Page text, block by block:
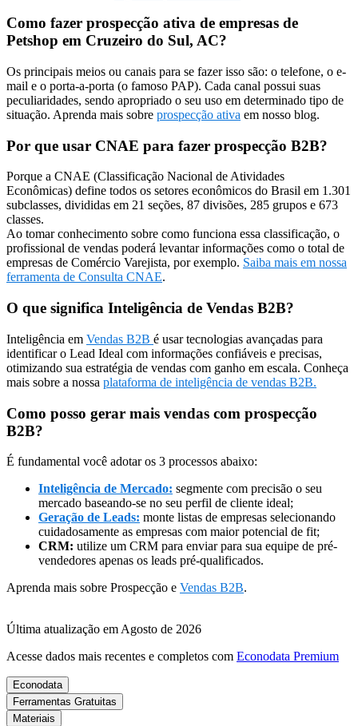
Como fazer prospecção ativa de empresas de
Petshop em Cruzeiro do Sul, AC?
Os principais meios ou canais para se fazer isso são: o telefone, o e-
mail e o porta-a-porta (o famoso PAP). Cada canal possui suas
peculiaridades, sendo apropriado o seu uso em determinado tipo de
situação. Aprenda mais sobre prospecção ativa em nosso blog.
Por que usar CNAE para fazer prospecção B2B?
Porque a CNAE (Classificação Nacional de Atividades
Econômicas) define todos os setores econômicos do Brasil em 1.301
subclasses, divididas em 21 seções, 87 divisões, 285 grupos e 673
classes.
Ao tomar conhecimento sobre como funciona essa classificação, o
profissional de vendas poderá levantar informações como o total de
empresas de Comércio Varejista, por exemplo. Saiba mais em nossa
ferramenta de Consulta CNAE.
O que significa Inteligência de Vendas B2B?
Inteligência em Vendas B2B é usar tecnologias avançadas para
identificar o Lead Ideal com informações confiáveis e precisas,
otimizando sua estratégia de vendas com ganho em escala. Conheça
mais sobre a nossa plataforma de inteligência de vendas B2B.
Como posso gerar mais vendas com prospecção
B2B?
É fundamental você adotar os 3 processos abaixo:
Inteligência de Mercado: segmente com precisão o seu
mercado baseando-se no seu perfil de cliente ideal;
Geração de Leads: monte listas de empresas selecionando
cuidadosamente as empresas com maior potencial de fit;
CRM: utilize um CRM para enviar para sua equipe de pré-
vendedores apenas os leads pré-qualificados.
Aprenda mais sobre Prospecção e Vendas B2B.
Última atualização em Agosto de 2026
Acesse dados mais recentes e completos com Econodata Premium
Econodata
Ferramentas Gratuitas
Materiais